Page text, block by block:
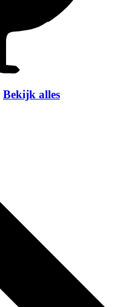
Bekijk alles